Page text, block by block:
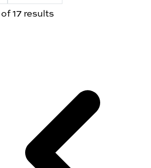
of 17 results